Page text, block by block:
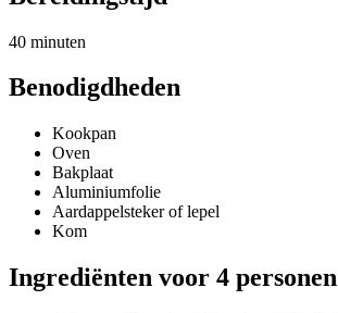
40 minuten
Benodigdheden
Kookpan
Oven
Bakplaat
Aluminiumfolie
Aardappelsteker of lepel
Kom
Ingrediënten voor 4 personen